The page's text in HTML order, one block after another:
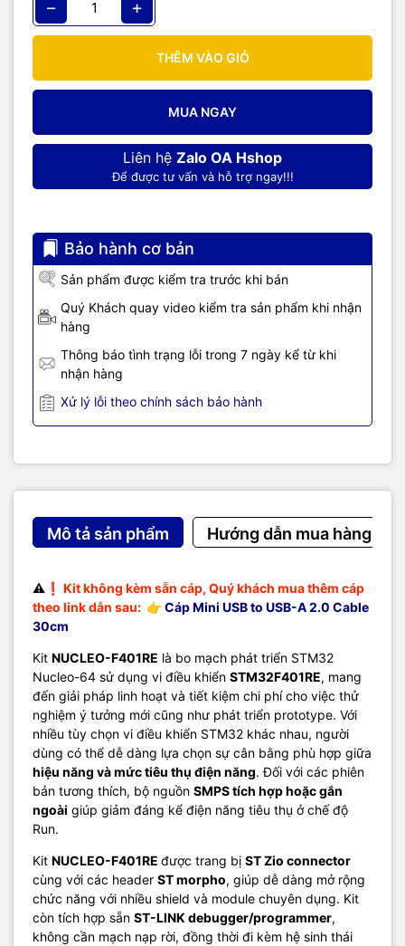
− +
THÊM VÀO GIỎ
MUA NGAY
Liên hệ Zalo OA Hshop
Để được tư vấn và hỗ trợ ngay!!!
Bảo hành cơ bản
Sản phẩm được kiểm tra trước khi bán
Quý Khách quay video kiểm tra sản phẩm khi nhận
hàng
Thông báo tình trạng lỗi trong 7 ngày kể từ khi
nhận hàng
Xử lý lỗi theo chính sách bảo hành
Mô tả sản phẩm Hướng dẫn mua hàng
⚠️❗ Kit không kèm sẵn cáp, Quý khách mua thêm cáp
theo link dẫn sau: 👉Cáp Mini USB to USB-A 2.0 Cable
30cm
Kit NUCLEO-F401RE là bo mạch phát triển STM32
Nucleo-64 sử dụng vi điều khiển STM32F401RE, mang
đến giải pháp linh hoạt và tiết kiệm chi phí cho việc thử
nghiệm ý tưởng mới cũng như phát triển prototype. Với
nhiều tùy chọn vi điều khiển STM32 khác nhau, người
dùng có thể dễ dàng lựa chọn sự cân bằng phù hợp giữa
hiệu năng và mức tiêu thụ điện năng. Đối với các phiên
bản tương thích, bộ nguồn SMPS tích hợp hoặc gắn
ngoài giúp giảm đáng kể điện năng tiêu thụ ở chế độ
Run.
Kit NUCLEO-F401RE được trang bị ST Zio connector
cùng với các header ST morpho, giúp dễ dàng mở rộng
chức năng với nhiều shield và module chuyên dụng. Kit
còn tích hợp sẵn ST-LINK debugger/programmer,
không cần mạch nạp rời, đồng thời đi kèm hệ sinh thái